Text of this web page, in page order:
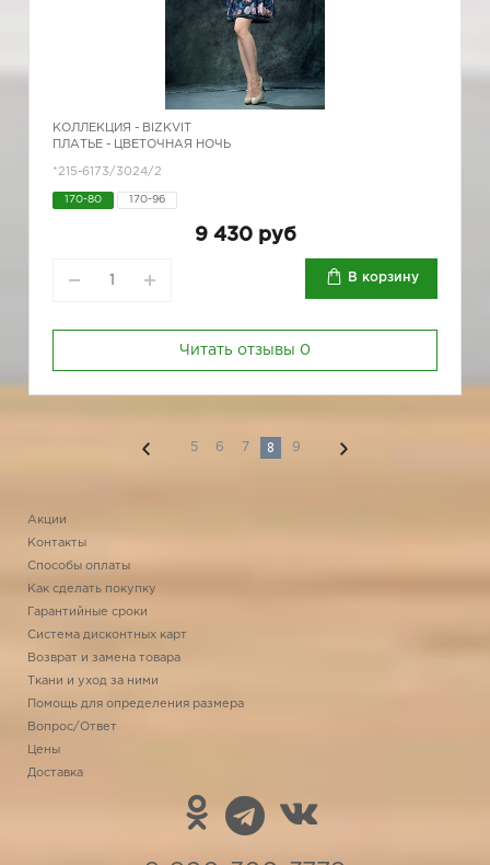
КОЛЛЕКЦИЯ - BIZKVIT
ПЛАТЬЕ - ЦВЕТОЧНАЯ НОЧЬ
*215-6173/3024/2
170-80 170-96
9 430 руб
В корзину
Читать отзывы 0
5 6 7 8 9
Акции
Контакты
Способы оплаты
Как сделать покупку
Гарантийные сроки
Система дисконтных карт
Возврат и замена товара
Ткани и уход за ними
Помощь для определения размера
Вопрос/Ответ
Цены
Доставка